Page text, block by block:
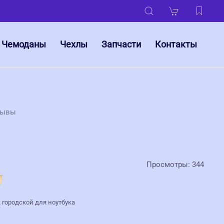
Чемоданы Чехлы Запчасти Контакты
Просмотры: 344
для ноутбука